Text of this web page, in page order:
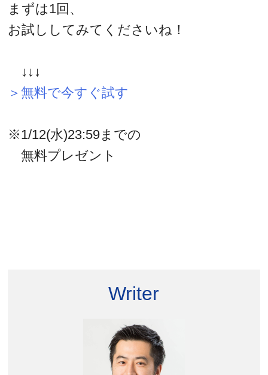
まずは1回、
お試ししてみてくださいね！
↓↓↓
＞無料で今すぐ試す
※1/12(水)23:59までの
無料プレゼント
Writer